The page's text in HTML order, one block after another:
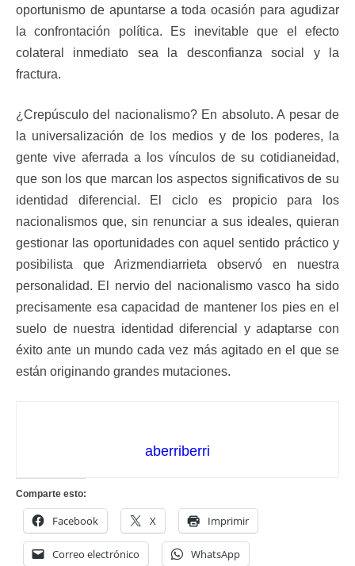
oportunismo de apuntarse a toda ocasión para agudizar
la confrontación política. Es inevitable que el efecto
colateral inmediato sea la desconfianza social y la
fractura.
¿Crepúsculo del nacionalismo? En absoluto. A pesar de
la universalización de los medios y de los poderes, la
gente vive aferrada a los vínculos de su cotidianeidad,
que son los que marcan los aspectos significativos de su
identidad diferencial. El ciclo es propicio para los
nacionalismos que, sin renunciar a sus ideales, quieran
gestionar las oportunidades con aquel sentido práctico y
posibilista que Arizmendiarrieta observó en nuestra
personalidad. El nervio del nacionalismo vasco ha sido
precisamente esa capacidad de mantener los pies en el
suelo de nuestra identidad diferencial y adaptarse con
éxito ante un mundo cada vez más agitado en el que se
están originando grandes mutaciones.
aberriberri
Comparte esto:
Facebook X Imprimir
Correo electrónico WhatsApp